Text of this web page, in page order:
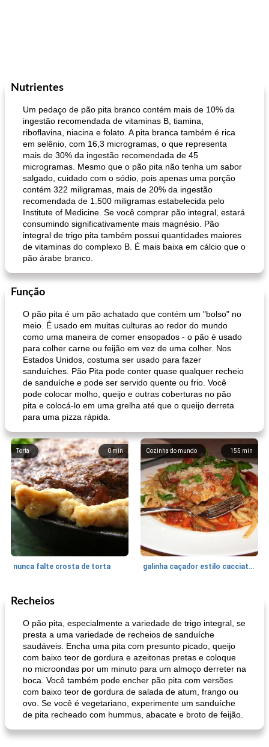
Nutrientes
Um pedaço de pão pita branco contém mais de 10% da
ingestão recomendada de vitaminas B, tiamina,
riboflavina, niacina e folato. A pita branca também é rica
em selênio, com 16,3 microgramas, o que representa
mais de 30% da ingestão recomendada de 45
microgramas. Mesmo que o pão pita não tenha um sabor
salgado, cuidado com o sódio, pois apenas uma porção
contém 322 miligramas, mais de 20% da ingestão
recomendada de 1.500 miligramas estabelecida pelo
Institute of Medicine. Se você comprar pão integral, estará
consumindo significativamente mais magnésio. Pão
integral de trigo pita também possui quantidades maiores
de vitaminas do complexo B. É mais baixa em cálcio que o
pão árabe branco.
Função
O pão pita é um pão achatado que contém um "bolso" no
meio. É usado em muitas culturas ao redor do mundo
como uma maneira de comer ensopados - o pão é usado
para colher carne ou feijão em vez de uma colher. Nos
Estados Unidos, costuma ser usado para fazer
sanduíches. Pão Pita pode conter quase qualquer recheio
de sanduíche e pode ser servido quente ou frio. Você
pode colocar molho, queijo e outras coberturas no pão
pita e colocá-lo em uma grelha até que o queijo derreta
para uma pizza rápida.
0min
Torta
nunca falte crosta de torta
155 min
Cozinha do mundo
galinha caçador estilo cacciatore
Feriados e Eventos
queijo festivo mergulho 'slaw' perfurador de romã temperada
Recheios
O pão pita, especialmente a variedade de trigo integral, se
presta a uma variedade de recheios de sanduíche
saudáveis. Encha uma pita com presunto picado, queijo
com baixo teor de gordura e azeitonas pretas e coloque
no microondas por um minuto para um almoço derreter na
boca. Você também pode encher pão pita com versões
com baixo teor de gordura de salada de atum, frango ou
ovo. Se você é vegetariano, experimente um sanduíche
de pita recheado com hummus, abacate e broto de feijão.